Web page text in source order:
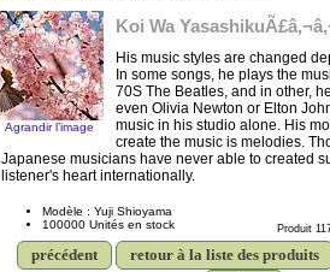
Agrandir l’image
Koi Wa
His music styles are changed
In some songs, he plays the
70S The Beatles, and in other,
even Olivia Newton or Elton
music in his studio alone. His
create the music is melodies.
Japanese musicians have never able to created
listener's heart internationally.
Modèle : Yuji Shioyama
100000 Unités en stock
Produit
précédent
retour à la liste des produits